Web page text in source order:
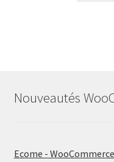
Nouveautés
Ecome -